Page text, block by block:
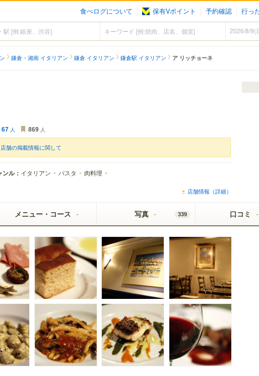
食べログについて 保有Vポイント 予約確認 行っ
鎌倉・湘南 イタリアン 鎌倉 イタリアン 鎌倉駅 イタリアン ア リッチョーネ
67 人 869 人
店舗の掲載情報に関して
ンル： イタリアン パスタ 肉料理
店舗情報（詳細）
メニュー・コース 写真 339 口コミ